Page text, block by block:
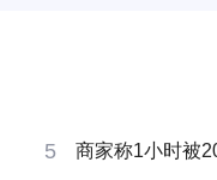
5 商家称1小时被